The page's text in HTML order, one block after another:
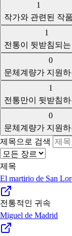
1
작가와 관련된 작품
1
전통이 뒷받침되
0
문체계량가 지원
1
전통만이 뒷받침
0
문체계량가 지원
제목으로 검색
제목
El martirio de San
전통적인 귀속
Miguel de Madrid